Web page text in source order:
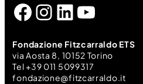
Facebook Instagram LinkedIn YouTube
Fondazione Fitzcarraldo ETS
via Aosta 8, 10152 Torino
Tel +39 011 5099317
fondazione@fitzcarraldo.it